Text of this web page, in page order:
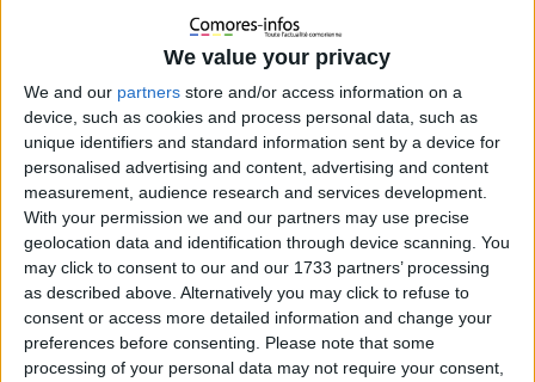
We value your privacy
We and our partners store and/or access information on a
device, such as cookies and process personal data, such as
unique identifiers and standard information sent by a device for
personalised advertising and content, advertising and content
measurement, audience research and services development.
With your permission we and our partners may use precise
geolocation data and identification through device scanning. You
may click to consent to our and our 1733 partners’ processing
as described above. Alternatively you may click to refuse to
consent or access more detailed information and change your
preferences before consenting.
Please note that some
processing of your personal data may not require your consent,
Sport
Femme
HIGH TECH
Insolites
International
Océan indien
Interview
Qui sommes nous ?
Politique de cookies (UE)
AccueilMédia IMG_20231125_152225